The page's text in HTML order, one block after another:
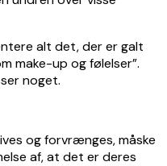
alt det, der er galt
make-up og følelser”.
noget.
og forvrænges, måske
af, at det er deres